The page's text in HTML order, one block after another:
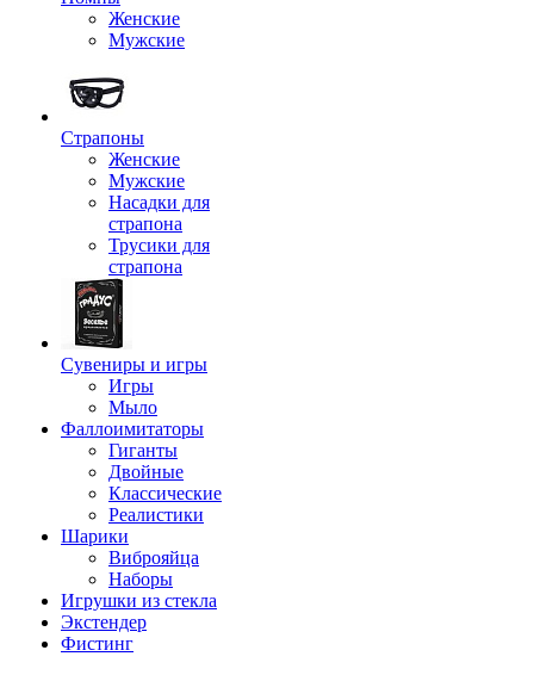
Женские
Мужские
Страпоны
Женские
Мужские
Насадки для
страпона
Трусики для
страпона
Сувениры и игры
Игры
Мыло
Фаллоимитаторы
Гиганты
Двойные
Классические
Реалистики
Шарики
Виброяйца
Наборы
Игрушки из стекла
Экстендер
Фистинг